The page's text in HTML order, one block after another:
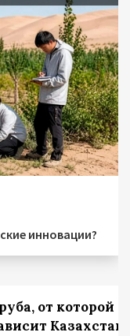
инновации?
от которой
Казахстан